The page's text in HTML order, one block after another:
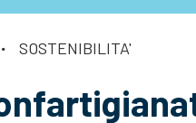
· SOSTENIBILITA'